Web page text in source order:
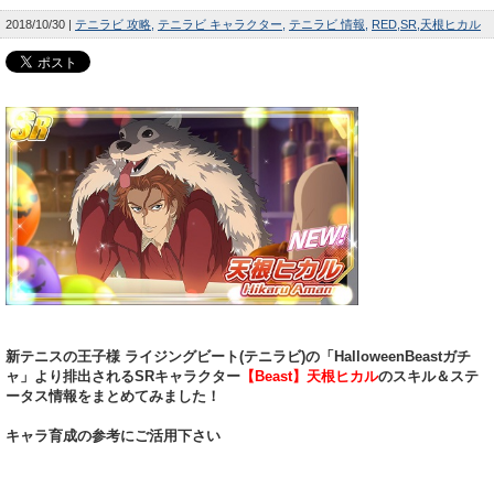
2018/10/30 テニラビ 攻略 テニラビ キャラクター テニラビ 情報 RED SR 天根ヒカル
新テニスの王子様 ライジングビート(テニラビ)の「HalloweenBeastガチ
ャ」より排出されるSRキャラクター 【Beast】天根ヒカルのスキル＆ステ
ータス情報をまとめてみました！
キャラ育成の参考にご活用下さい